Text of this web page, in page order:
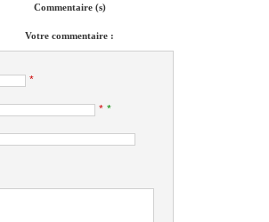
Commentaire (s)
Votre commentaire :
*
* *